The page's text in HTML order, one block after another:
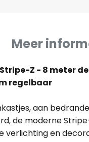
Meer
Z - 8 meter
regelbaar
aan
de moderne
verlichting en